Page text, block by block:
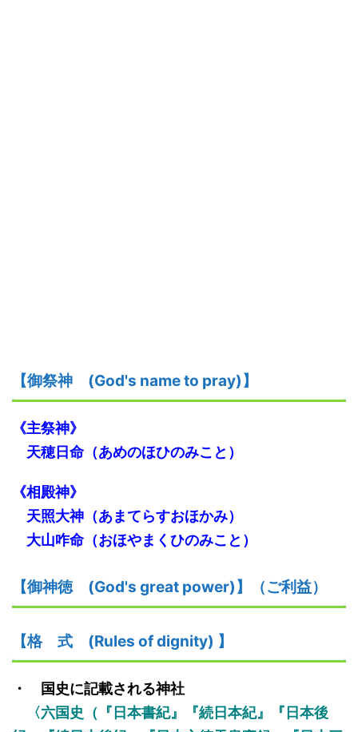
【御祭神 (God's name to pray)】
《主祭神》
天穂日命（あめのほひのみこと）
《相殿神》
天照大神 （あまてらすおほかみ）
大山咋命（おほやまくひのみこと）
【御神徳 (God's great power)】 （ご利益）
【格 式 (Rules of dignity) 】
・ 国史に記載される神社
〈六国史（『日本書紀』『続日本紀』『日本後